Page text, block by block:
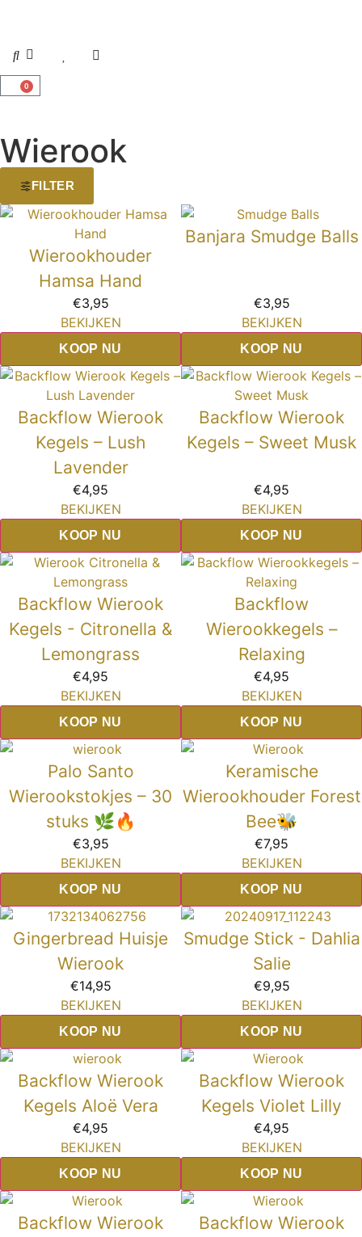
0
Wierook
FILTER
Wierookhouder
Hamsa Hand
€3,95
BEKIJKEN
KOOP NU
Banjara Smudge Balls
€3,95
BEKIJKEN
KOOP NU
Backflow Wierook
Kegels – Lush
Lavender
€4,95
BEKIJKEN
KOOP NU
Backflow Wierook
Kegels – Sweet Musk
€4,95
BEKIJKEN
KOOP NU
Backflow Wierook
Kegels - Citronella &
Lemongrass
€4,95
BEKIJKEN
KOOP NU
Backflow
Wierookkegels –
Relaxing
€4,95
BEKIJKEN
KOOP NU
Palo Santo
Wierookstokjes – 30
stuks 🌿🔥
€3,95
BEKIJKEN
KOOP NU
Keramische
Wierookhouder Forest
Bee🐝
€7,95
BEKIJKEN
KOOP NU
Gingerbread Huisje
Wierook
€14,95
BEKIJKEN
KOOP NU
Smudge Stick - Dahlia
Salie
€9,95
BEKIJKEN
KOOP NU
Backflow Wierook
Kegels Aloë Vera
€4,95
BEKIJKEN
KOOP NU
Backflow Wierook
Kegels Violet Lilly
€4,95
BEKIJKEN
KOOP NU
Backflow Wierook
Backflow Wierook